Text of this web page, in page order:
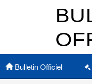
Bulletin Officiel